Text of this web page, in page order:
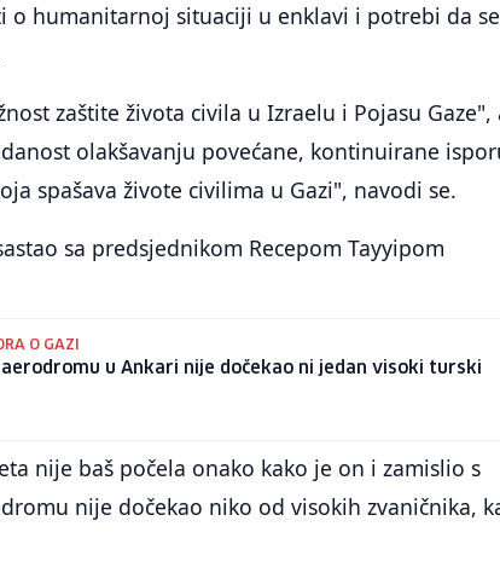
o humanitarnoj situaciji u enklavi i potrebi da se
zaštite života civila u Izraelu i Pojasu Gaze",
olakšavanju povećane, kontinuirane
spašava živote civilima u Gazi", navodi se.
sa predsjednikom Recepom Tayyipom
O GAZI
u Ankari nije dočekao ni jedan visoki turski
nije baš počela onako kako je on i zamislio s
nije dočekao niko od visokih zvaničnika,